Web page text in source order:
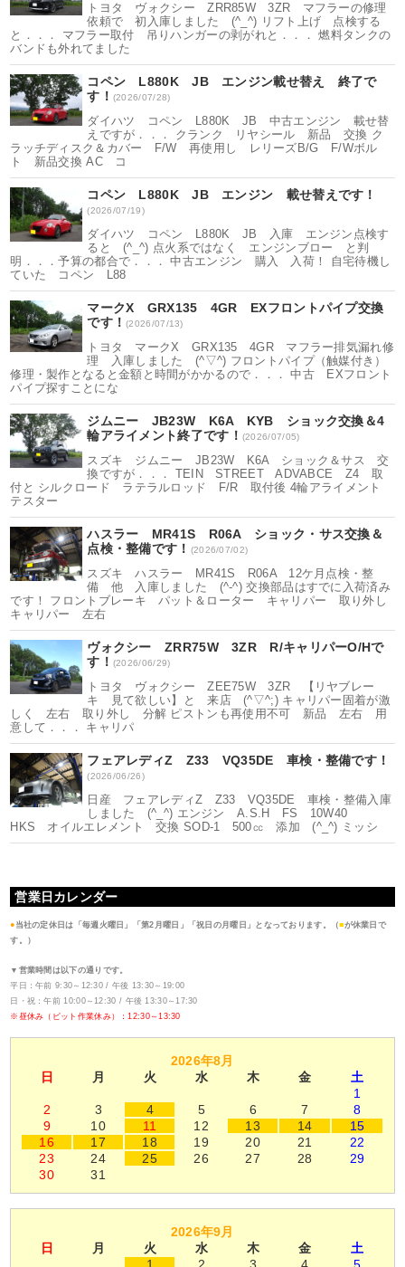
トヨタ ヴォクシー ZRR85W 3ZR マフラーの修理
依頼で 初入庫しました (^_^) リフト上げ 点検する
と．．． マフラー取付 吊りハンガーの剥がれと．．． 燃料タンクの
バンドも外れてました
コペン L880K JB エンジン載せ替え 終了で
す！ (2026/07/28)
ダイハツ コペン L880K JB 中古エンジン 載せ替
えですが．．． クランク リヤシール 新品 交換 ク
ラッチディスク＆カバー F/W 再使用し レリーズB/G F/Wボル
ト 新品交換 AC コ
コペン L880K JB エンジン 載せ替えです！
(2026/07/19)
ダイハツ コペン L880K JB 入庫 エンジン点検す
ると (^_^) 点火系ではなく エンジンブロー と判
明．．．予算の都合で．．． 中古エンジン 購入 入荷！ 自宅待機し
ていた コペン L88
マークX GRX135 4GR EXフロントパイプ交換
です！(2026/07/13)
トヨタ マークX GRX135 4GR マフラー排気漏れ修
理 入庫しました (^▽^) フロントパイプ（触媒付き）
修理・製作となると金額と時間がかかるので．．． 中古 EXフロント
パイプ探すことにな
ジムニー JB23W K6A KYB ショック交換＆4
輪アライメント終了です！ (2026/07/05)
スズキ ジムニー JB23W K6A ショック＆サス 交
換ですが．．． TEIN STREET ADVABCE Z4 取
付と シルクロード ラテラルロッド F/R 取付後 4輪アライメント
テスター
ハスラー MR41S R06A ショック・サス交換＆
点検・整備です！ (2026/07/02)
スズキ ハスラー MR41S R06A 12ケ月点検・整
備 他 入庫しました (^-^) 交換部品はすでに入荷済み
です！ フロントブレーキ パット＆ローター キャリパー 取り外し
キャリパー 左右
ヴォクシー ZRR75W 3ZR R/キャリパーO/Hで
す！ (2026/06/29)
トヨタ ヴォクシー ZEE75W 3ZR 【リヤブレー
キ 見て欲しい】と 来店 (^▽^;) キャリパー固着が激
しく 左右 取り外し 分解 ピストンも再使用不可 新品 左右 用
意して．．． キャリパ
フェアレディZ Z33 VQ35DE 車検・整備です！
(2026/06/26)
日産 フェアレディZ Z33 VQ35DE 車検・整備入庫
しました (^_^) エンジン A.S.H FS 10W40
HKS オイルエレメント 交換 SOD-1 500㏄ 添加 (^_^) ミッシ
営業日カレンダー
● 当社の定休日は「毎週火曜日」「第2月曜日」「祝日の月曜日」となっております。（■が休業日で
す。）
▼営業時間は以下の通りです。
平日：午前 9:30～12:30 / 午後 13:30～19:00
日・祝：午前 10:00～12:30 / 午後 13:30～17:30
※昼休み（ピット作業休み）：12:30～13:30
2026年8月
日
月 火 水 木 金
土
1
2
3 4 5 6 7
8
9
10 11 12 13 14
15
16
17 18 19 20 21
22
23
24 25 26 27 28
29
30
31
2026年9月
日
月 火 水 木 金
土